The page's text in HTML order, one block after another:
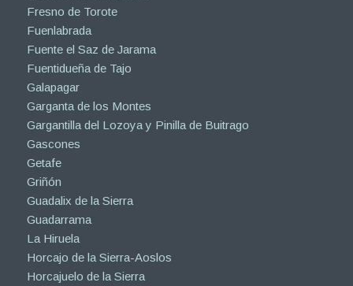
Fresno de Torote
Fuenlabrada
Fuente el Saz de Jarama
Fuentidueña de Tajo
Galapagar
Garganta de los Montes
Gargantilla del Lozoya y Pinilla de Buitrago
Gascones
Getafe
Griñón
Guadalix de la Sierra
Guadarrama
La Hiruela
Horcajo de la Sierra-Aoslos
Horcajuelo de la Sierra